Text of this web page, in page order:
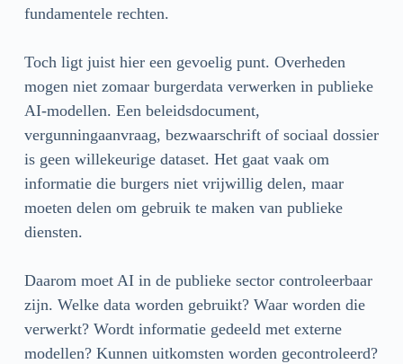
fundamentele rechten.
Toch ligt juist hier een gevoelig punt. Overheden
mogen niet zomaar burgerdata verwerken in publieke
AI-modellen. Een beleidsdocument,
vergunningaanvraag, bezwaarschrift of sociaal dossier
is geen willekeurige dataset. Het gaat vaak om
informatie die burgers niet vrijwillig delen, maar
moeten delen om gebruik te maken van publieke
diensten.
Daarom moet AI in de publieke sector controleerbaar
zijn. Welke data worden gebruikt? Waar worden die
verwerkt? Wordt informatie gedeeld met externe
modellen? Kunnen uitkomsten worden gecontroleerd?